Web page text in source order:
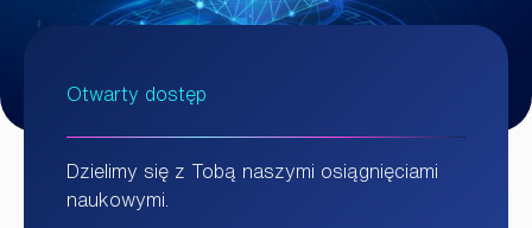
Otwarty dostęp
Dzielimy się z Tobą naszymi osiągnięciami
naukowymi.